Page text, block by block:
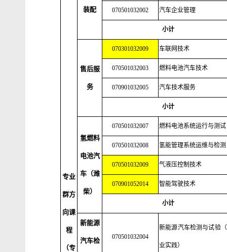
专业
群方
向课
程
（专
装配 070501032002 汽车企业管理
小计
售后服
务
070301032009 车联网技术
070501032003 燃料电池汽车技术
070901032005 汽车技术服务
小计
氢燃料
电池汽
车（潍
柴）
070501032007 燃料电池系统运行与测试
070501032008 氢能管理系统运维与检测
070501032009 气液压控制技术
070901052014 智能驾驶技术
小计
新能源
汽车检 070501032004
新能源汽车检测与试验
业实践）